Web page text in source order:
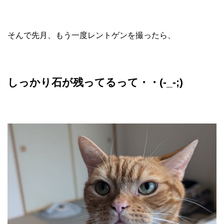
そんで先月、もう一度レントゲンを撮ったら、
しっかり石が残ってるって・・(-_-;)